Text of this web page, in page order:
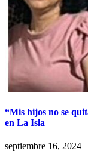
“Mis hijos no se
en La Isla
septiembre 16, 2024